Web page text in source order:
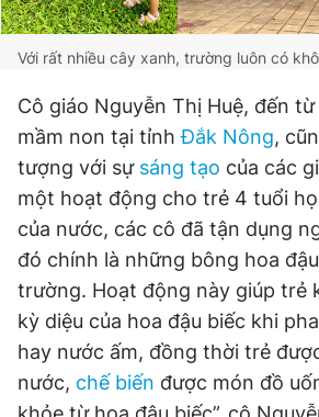
Với rất nhiều cây xanh, trường luôn có
Cô giáo Nguyễn Thị Huệ, đến
mầm non tại tỉnhĐắk Nông,
tượng với sự sáng tạo của các
một hoạt động cho trẻ 4 tuổi
của nước, các cô đã tận dụng
đó chính là những bông hoa
trường. Hoạt động này giúp trẻ
kỳ diệu của hoa đậu biếc khi
hay nước ấm, đồng thời trẻ
nước, chế biến được món đồ